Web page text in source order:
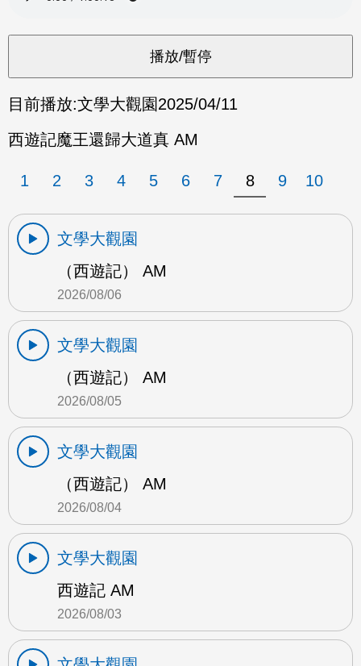
目前播放:文學大觀園2025/04/11
西遊記魔王還歸大道真 AM
1 2 3 4 5 6 7 8 9 10
文學大觀園
（西遊記） AM
2026/08/06
文學大觀園
（西遊記） AM
2026/08/05
文學大觀園
（西遊記） AM
2026/08/04
文學大觀園
西遊記 AM
2026/08/03